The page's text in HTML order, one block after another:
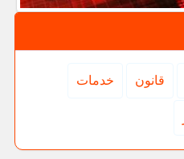
قانون خدمات